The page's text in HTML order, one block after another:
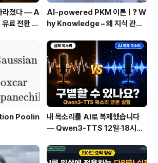
라졌다 — A
료 전환 사
AI-powered PKM 이론 | ❓ W
hy Knowledge – 왜 지식 관리
보에서 지식으로의 전환, 🛠️ 지식
관리 실패 패턴과 극복
Poolin
내 목소리를 AI로 복제했습니다
— Qwen3-TTS 12일·18시간